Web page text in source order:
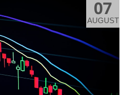
07
AUGUST